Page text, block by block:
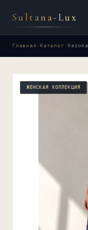
Sultana-Lux
Главная ›Каталог ›Verona
ЖЕНСКАЯ КОЛЛЕКЦИЯ